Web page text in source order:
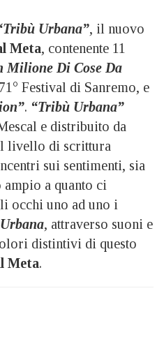
Urbana”, il nuovo
Meta, contenente 11
Milione Di Cose Da
Festival di Sanremo, e
. “Tribù Urbana”
e distribuito da
livello di scrittura
sui sentimenti, sia
a quanto ci
occhi uno ad uno i
, attraverso suoni e
distintivi di questo
Meta.